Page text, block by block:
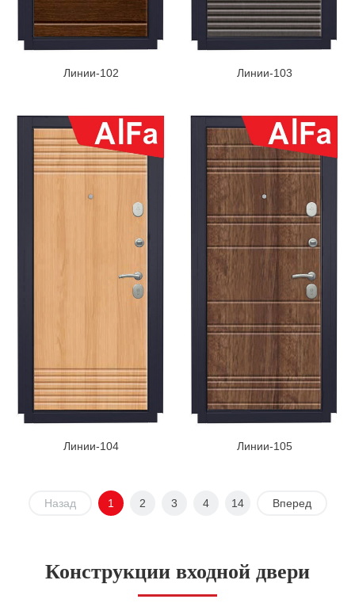
Линии-102 Линии-103
Линии-104 Линии-105
Назад 1 2 3 4 14 Вперед
Конструкции входной двери